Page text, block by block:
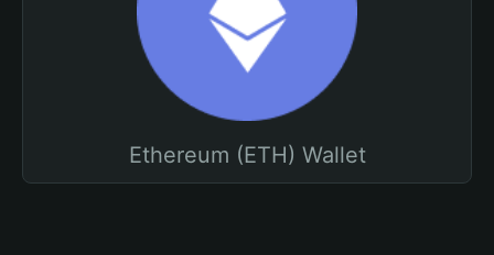
Ethereum (ETH) Wallet